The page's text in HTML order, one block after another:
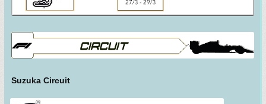
Suzuka Circuit